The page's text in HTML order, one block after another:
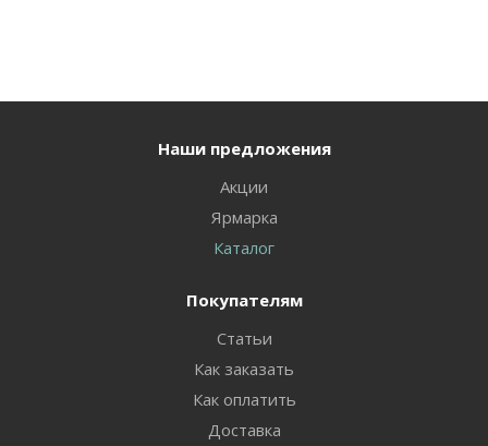
Наши предложения
Акции
Ярмарка
Каталог
Покупателям
Статьи
Как заказать
Как оплатить
Доставка